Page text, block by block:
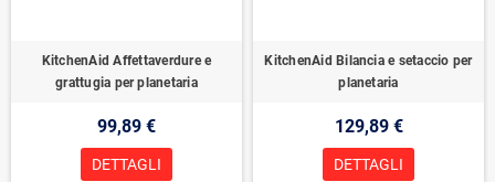
KitchenAid Affettaverdure e
grattugia per planetaria
99,89 €
DETTAGLI
KitchenAid Bilancia e setaccio per
planetaria
129,89 €
DETTAGLI